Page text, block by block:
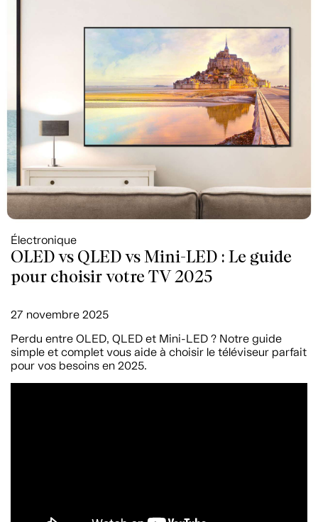
Électronique
OLED vs QLED vs Mini-LED : Le guide
pour choisir votre TV 2025
27 novembre 2025
Perdu entre OLED, QLED et Mini-LED ? Notre guide
simple et complet vous aide à choisir le téléviseur parfait
pour vos besoins en 2025.